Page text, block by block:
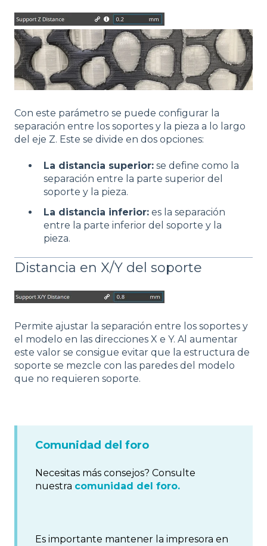
Con este parámetro se puede configurar la
separación entre los soportes y la pieza a lo largo
del eje Z. Este se divide en dos opciones:
La distancia superior: se define como la
separación entre la parte superior del
soporte y la pieza.
La distancia inferior: es la separación
entre la parte inferior del soporte y la
pieza.
Distancia en X/Y del soporte
Permite ajustar la separación entre los soportes y
el modelo en las direcciones X e Y. Al aumentar
este valor se consigue evitar que la estructura de
soporte se mezcle con las paredes del modelo
que no requieren soporte.
Comunidad del foro
Necesitas más consejos? Consulte
nuestra comunidad del foro.
Es importante mantener la impresora en